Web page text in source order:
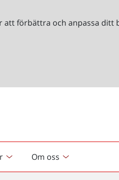
förbättra och anpassa ditt
Om oss